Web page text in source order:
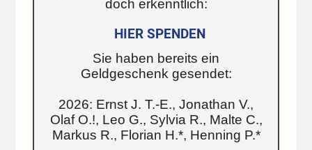
doch erkenntlich:
HIER SPENDEN
Sie haben bereits ein
Geldgeschenk gesendet:
2026: Ernst J. T.-E., Jonathan V.,
Olaf O.!, Leo G., Sylvia R., Malte C.,
Markus R., Florian H.*, Henning P.*